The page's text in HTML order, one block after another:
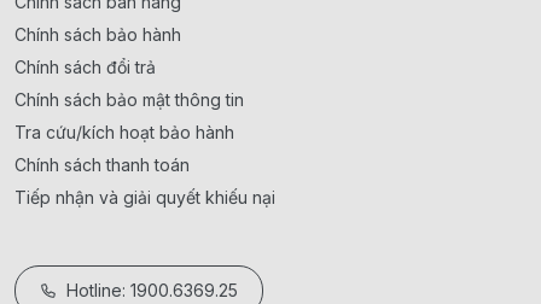
Chính sách bảo hành
Chính sách đổi trả
Chính sách bảo mật thông tin
Tra cứu/kích hoạt bảo hành
Chính sách thanh toán
Tiếp nhận và giải quyết khiếu nại
Hotline: 1900.6369.25